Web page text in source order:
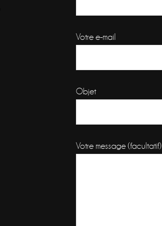
Votre e-mail
Objet
Votre message (facultatif)